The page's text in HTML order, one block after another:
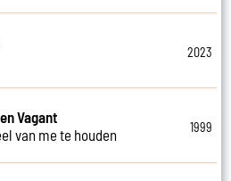
2023
Vagant
van me te houden
1999